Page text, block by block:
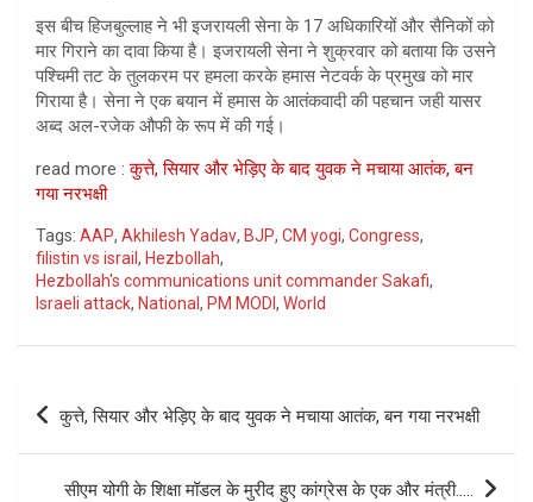
इस बीच हिजबुल्लाह ने भी इजरायली सेना के 17 अधिकारियों और सैनिकों को
मार गिराने का दावा किया है। इजरायली सेना ने शुक्रवार को बताया कि उसने
पश्चिमी तट के तुलकरम पर हमला करके हमास नेटवर्क के प्रमुख को मार
गिराया है। सेना ने एक बयान में हमास के आतंकवादी की पहचान जही यासर
अब्द अल-रजेक औफी के रूप में की गई।
read more :कुत्ते, सियार और भेड़िए के बाद युवक ने मचाया आतंक, बन
गया नरभक्षी
Tags: AAP, Akhilesh Yadav, BJP, CM yogi, Congress,
filistin vs israil , Hezbollah,
Hezbollah's communications unit commander Sakafi,
Israeli attack, National , PM MODI , World
Post
navigation
कुत्ते, सियार और भेड़िए के बाद युवक ने मचाया आतंक, बन गया नरभक्षी
सीएम योगी के शिक्षा मॉडल के मुरीद हुए कांग्रेस के एक और मंत्री…..